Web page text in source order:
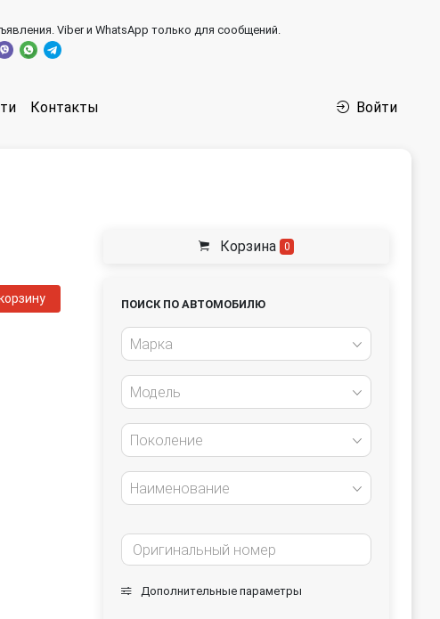
Viber и WhatsApp только для сообщений.
Контакты Войти
Корзина 0
ПОИСК ПО АВТОМОБИЛЮ
Марка
Модель
Поколение
Наименование
Дополнительные параметры